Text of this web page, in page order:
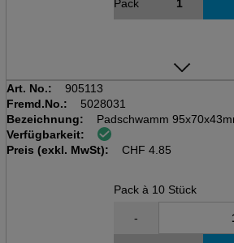
Pack
Art. No.:
905113
Fremd.No.:
5028031
Bezeichnung:
Padschwamm
Pack à 10 Stück,
Scheuervlies weiss
Verfügbarkeit:
Preis (exkl. MwSt):
CHF 4.85
Pack à 10 Stück
-